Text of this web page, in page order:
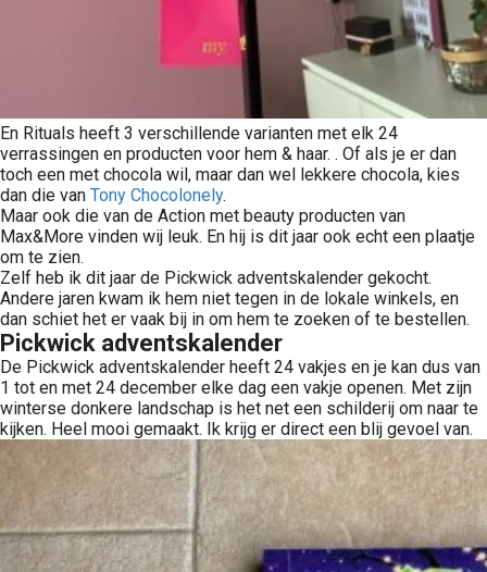
En Rituals heeft 3 verschillende varianten met elk 24
verrassingen en producten voor hem & haar. . Of als je er dan
toch een met chocola wil, maar dan wel lekkere chocola, kies
dan die van Tony Chocolonely.
Maar ook die van de Action met beauty producten van
Max&More vinden wij leuk. En hij is dit jaar ook echt een plaatje
om te zien.
Zelf heb ik dit jaar de Pickwick adventskalender gekocht.
Andere jaren kwam ik hem niet tegen in de lokale winkels, en
dan schiet het er vaak bij in om hem te zoeken of te bestellen.
Pickwick adventskalender
De Pickwick adventskalender heeft 24 vakjes en je kan dus van
1 tot en met 24 december elke dag een vakje openen. Met zijn
winterse donkere landschap is het net een schilderij om naar te
kijken. Heel mooi gemaakt. Ik krijg er direct een blij gevoel van.